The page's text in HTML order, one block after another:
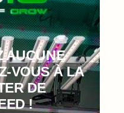
AUCUNE
VOUS À LA
DE
!